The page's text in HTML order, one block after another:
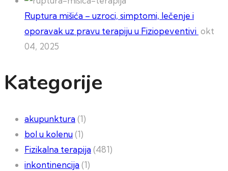
Ruptura mišića – uzroci, simptomi, lečenje i
oporavak uz pravu terapiju u Fiziopeventivi okt
04, 2025
Kategorije
akupunktura(1)
bol u kolenu(1)
Fizikalna terapija(481)
inkontinencija(1)